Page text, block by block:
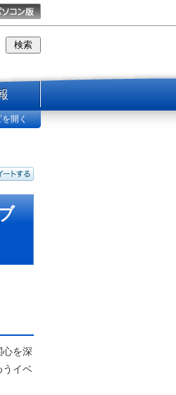
開く
を深
うイベ